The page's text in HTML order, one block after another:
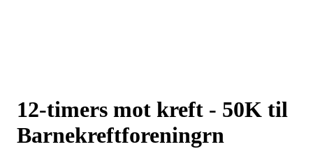
12-timers mot kreft - 50K til
Barnekreftforeningrn